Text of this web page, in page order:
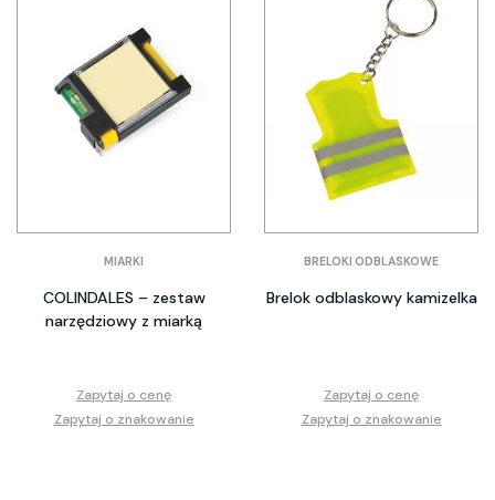
MIARKI
COLINDALES – zestaw
narzędziowy z miarką
Zapytaj o cenę
Zapytaj o znakowanie
BRELOKI ODBLASKOWE
Brelok odblaskowy kamizelka
Zapytaj o cenę
Zapytaj o znakowanie